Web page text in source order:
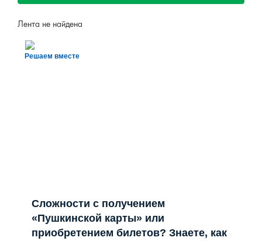
Лента не найдена
Решаем вместе
Сложности с получением
«Пушкинской карты» или
приобретением билетов? Знаете, как